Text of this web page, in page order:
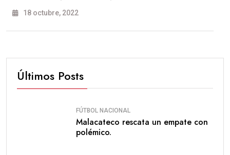
18 octubre, 2022
Últimos Posts
FÚTBOL NACIONAL
Malacateco rescata un empate con
polémico.